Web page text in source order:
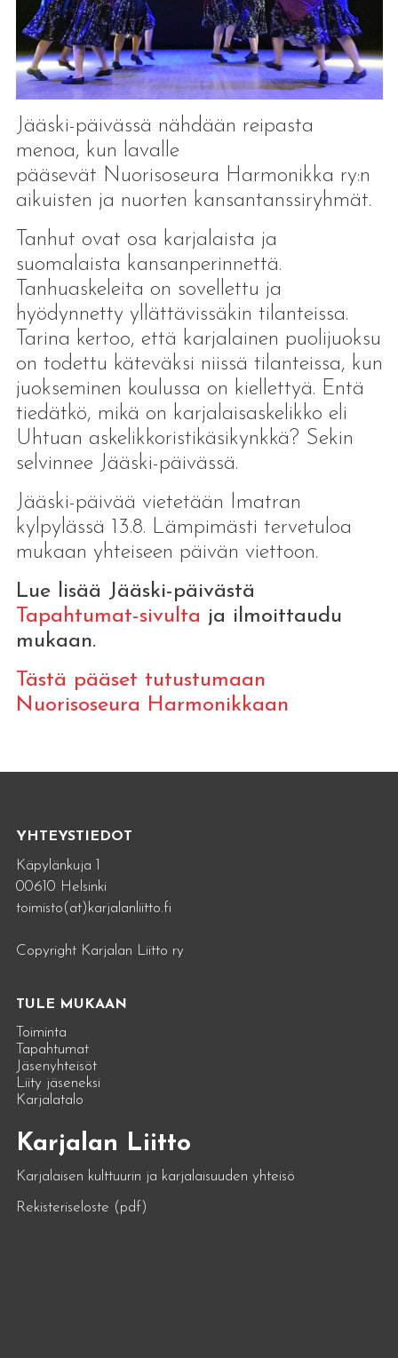
Jääski-päivässä nähdään reipasta
menoa, kun lavalle
pääsevät Nuorisoseura Harmonikka ry:n
aikuisten ja nuorten kansantanssiryhmät.
Tanhut ovat osa karjalaista ja
suomalaista kansanperinnettä.
Tanhuaskeleita on sovellettu ja
hyödynnetty yllättävissäkin tilanteissa.
Tarina kertoo, että karjalainen puolijuoksu
on todettu käteväksi niissä tilanteissa, kun
juokseminen koulussa on kiellettyä. Entä
tiedätkö, mikä on karjalaisaskelikko eli
Uhtuan askelikkoristikäsikynkkä? Sekin
selvinnee Jääski-päivässä.
Jääski-päivää vietetään Imatran
kylpylässä 13.8. Lämpimästi tervetuloa
mukaan yhteiseen päivän viettoon.
Lue lisää Jääski-päivästä
Tapahtumat-sivulta ja ilmoittaudu
mukaan.
Tästä pääset tutustumaan
Nuorisoseura Harmonikkaan
YHTEYSTIEDOT
Käpylänkuja 1
00610 Helsinki
toimisto(at)karjalanliitto.fi
Copyright Karjalan Liitto ry
TULE MUKAAN
Toiminta
Tapahtumat
Jäsenyhteisöt
Liity jäseneksi
Karjalatalo
Karjalan Liitto
Karjalaisen kulttuurin ja karjalaisuuden yhteisö
Rekisteriseloste (pdf)